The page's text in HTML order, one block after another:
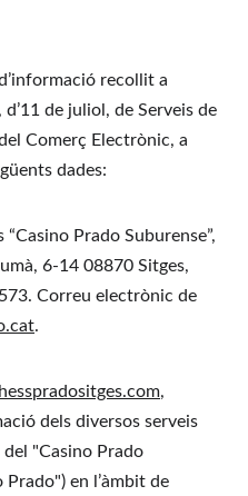
recollit a
de juliol, de Serveis de
Comerç Electrònic, a
dades:
Prado Suburense”,
6-14 08870 Sitges,
Correu electrònic de
.
,
dels diversos serveis
del "Casino Prado
Prado") en l’àmbit de